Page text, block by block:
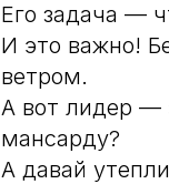
Его задача —
И это важно!
ветром.
А вот лидер —
мансарду?
А давай